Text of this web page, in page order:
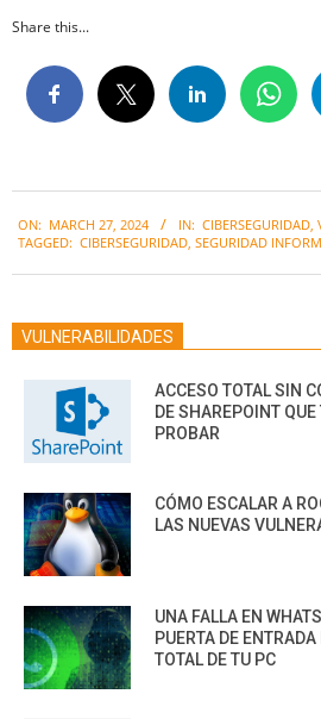
Share this...
03-
ON: MARCH 27, 2024 IN: CIBERSEGURIDAD
TAGGED: CIBERSEGURIDAD SEGURIDAD
VULNERABILIDADES
ACCESO TOTAL SIN
DE SHAREPOINT
PROBAR
CÓMO ESCALAR A
LAS NUEVAS
UNA FALLA EN
PUERTA DE
TOTAL DE TU PC